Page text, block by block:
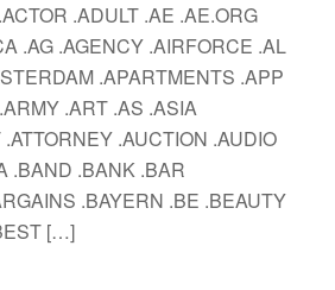
.ADULT .AE .AE.ORG
.AG .AGENCY .AIRFORCE .AL
.APARTMENTS .APP
.ART .AS .ASIA
.AUCTION .AUDIO
.BAND .BANK .BAR
.BAYERN .BE .BEAUTY
[…]